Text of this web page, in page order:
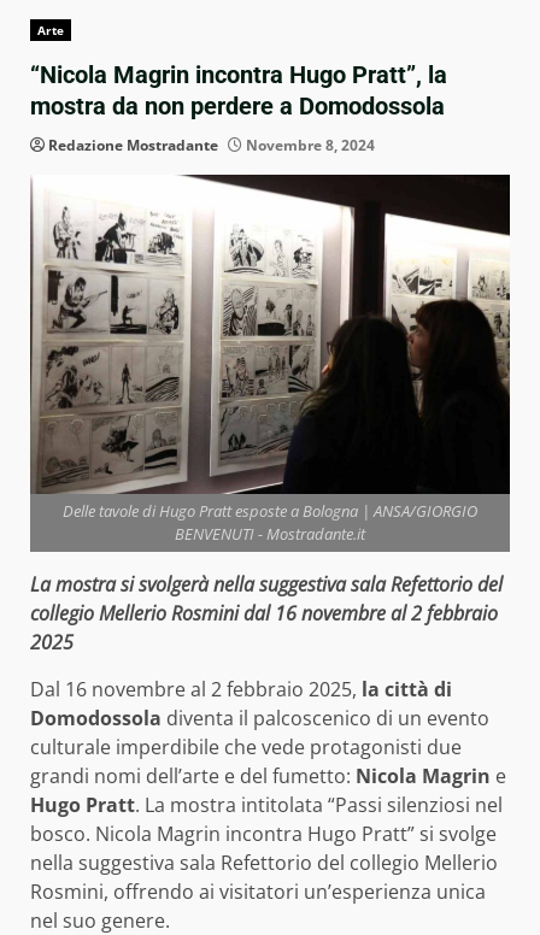
Arte
“Nicola Magrin incontra Hugo Pratt”, la
mostra da non perdere a Domodossola
Redazione Mostradante Novembre 8, 2024
Delle tavole di Hugo Pratt esposte a Bologna | ANSA/GIORGIO
BENVENUTI - Mostradante.it
La mostra si svolgerà nella suggestiva sala Refettorio del
collegio Mellerio Rosmini dal 16 novembre al 2 febbraio
2025
Dal 16 novembre al 2 febbraio 2025, la città di
Domodossola diventa il palcoscenico di un evento
culturale imperdibile che vede protagonisti due
grandi nomi dell’arte e del fumetto: Nicola Magrin e
Hugo Pratt. La mostra intitolata “Passi silenziosi nel
bosco. Nicola Magrin incontra Hugo Pratt” si svolge
nella suggestiva sala Refettorio del collegio Mellerio
Rosmini, offrendo ai visitatori un’esperienza unica
nel suo genere.